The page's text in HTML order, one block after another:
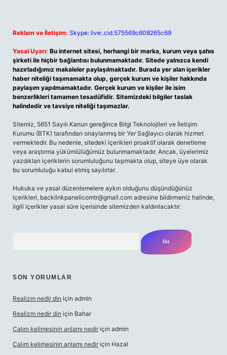
Reklam ve İletişim: Skype: live:.cid.575569c608265c69
Yasal Uyarı: Bu internet sitesi, herhangi bir marka, kurum veya şahıs
şirketi ile hiçbir bağlantısı bulunmamaktadır. Sitede yalnızca kendi
hazırladığımız makaleler paylaşılmaktadır. Burada yer alan içerikler
haber niteliği taşımamakta olup, gerçek kurum ve kişiler hakkında
paylaşım yapılmamaktadır. Gerçek kurum ve kişiler ile isim
benzerlikleri tamamen tesadüfidir. Sitemizdeki bilgiler taslak
halindedir ve tavsiye niteliği taşımazlar.
Sitemiz, 5651 Sayılı Kanun gereğince Bilgi Teknolojileri ve İletişim
Kurumu (BTK) tarafından onaylanmış bir Yer Sağlayıcı olarak hizmet
vermektedir. Bu nedenle, sitedeki içerikleri proaktif olarak denetleme
veya araştırma yükümlülüğümüz bulunmamaktadır. Ancak, üyelerimiz
yazdıkları içeriklerin sorumluluğunu taşımakta olup, siteye üye olarak
bu sorumluluğu kabul etmiş sayılırlar.
Hukuka ve yasal düzenlemelere aykırı olduğunu düşündüğünüz
içerikleri, backlinkpanelicomtr@gmail.com adresine bildirmeniz halinde,
ilgili içerikler yasal süre içerisinde sitemizden kaldırılacaktır.
SON YORUMLAR
Realizm nedir din için admin
Realizm nedir din için Bahar
Çalım kelimesinin anlamı nedir için admin
Çalım kelimesinin anlamı nedir için Hazal